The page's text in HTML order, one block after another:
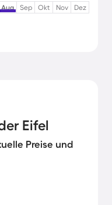
Aug Sep Okt Nov Dez
Eifel
Preise und